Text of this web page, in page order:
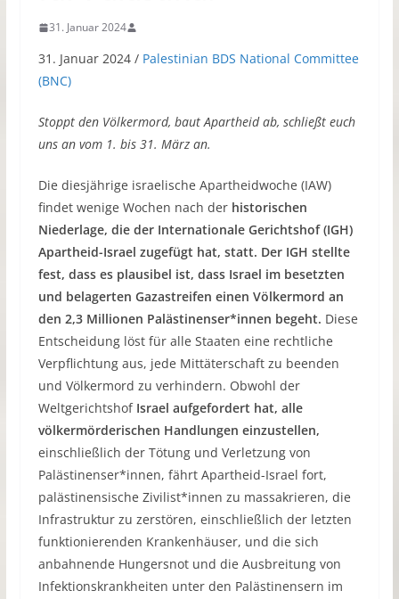
31. Januar 2024
31. Januar 2024 / Palestinian BDS National Committee
(BNC)
Stoppt den Völkermord, baut Apartheid ab, schließt euch
uns an vom 1. bis 31. März an.
Die diesjährige israelische Apartheidwoche (IAW)
findet wenige Wochen nach der historischen
Niederlage, die der Internationale Gerichtshof (IGH)
Apartheid-Israel zugefügt hat, statt. Der IGH stellte
fest, dass es plausibel ist, dass Israel im besetzten
und belagerten Gazastreifen einen Völkermord an
den 2,3 Millionen Palästinenser*innen begeht. Diese
Entscheidung löst für alle Staaten eine rechtliche
Verpflichtung aus, jede Mittäterschaft zu beenden
und Völkermord zu verhindern. Obwohl der
Weltgerichtshof Israel aufgefordert hat, alle
völkermörderischen Handlungen einzustellen,
einschließlich der Tötung und Verletzung von
Palästinenser*innen, fährt Apartheid-Israel fort,
palästinensische Zivilist*innen zu massakrieren, die
Infrastruktur zu zerstören, einschließlich der letzten
funktionierenden Krankenhäuser, und die sich
anbahnende Hungersnot und die Ausbreitung von
Infektionskrankheiten unter den Palästinensern im